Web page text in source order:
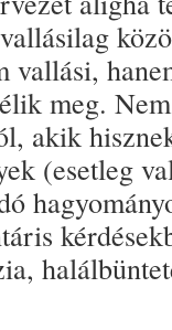
vallási,
meg.
akik
(esetleg